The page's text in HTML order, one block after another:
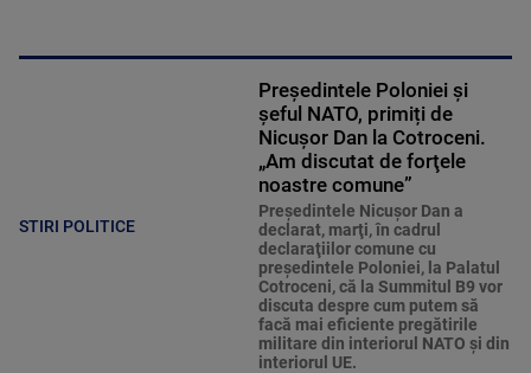
STIRI POLITICE
Președintele Poloniei și
șeful NATO, primiți de
Nicușor Dan la Cotroceni.
„Am discutat de forţele
noastre comune”
Preşedintele Nicuşor Dan a
declarat, marţi, în cadrul
declaraţiilor comune cu
preşedintele Poloniei, la Palatul
Cotroceni, că la Summitul B9 vor
discuta despre cum putem să
facă mai eficiente pregătirile
militare din interiorul NATO şi din
interiorul UE.